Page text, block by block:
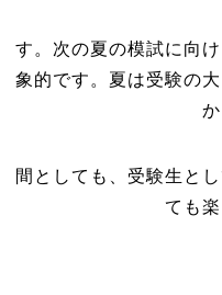
す。次の夏の模試に向
象的です。夏は受験の
間としても、受験生と
ても楽